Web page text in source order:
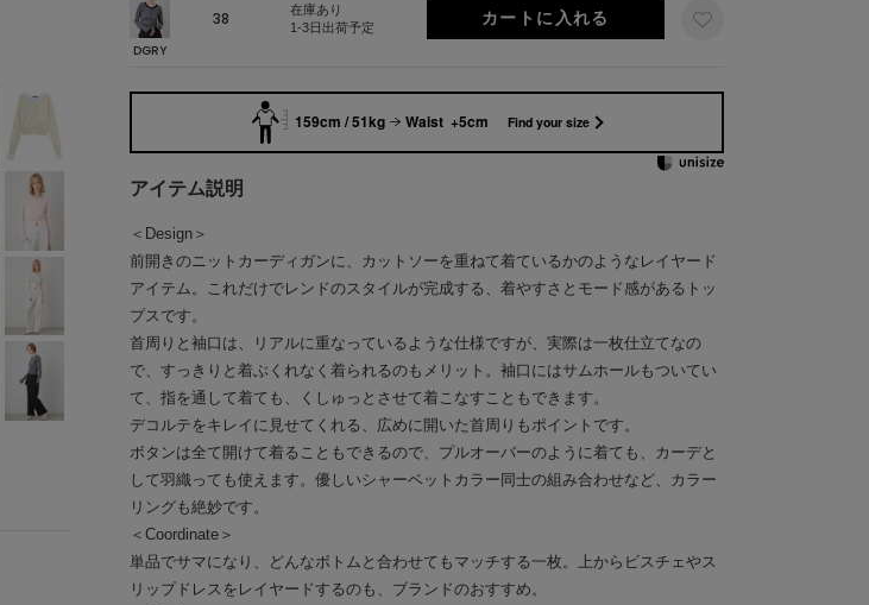
DGRY
38
在庫あり
1-3日出荷予定
159cm / 51kg Waist +5cm Find your size
アイテム説明
＜Design＞
前開きのニットカーディガンに、カットソーを重ねて着ているかのようなレイヤード
アイテム。これだけでレンドのスタイルが完成する、着やすさとモード感があるトッ
プスです。
首周りと袖口は、リアルに重なっているような仕様ですが、実際は一枚仕立てなの
で、すっきりと着ぶくれなく着られるのもメリット。袖口にはサムホールもついてい
て、指を通して着ても、くしゅっとさせて着こなすこともできます。
デコルテをキレイに見せてくれる、広めに開いた首周りもポイントです。
ボタンは全て開けて着ることもできるので、プルオーバーのように着ても、カーデと
して羽織っても使えます。優しいシャーベットカラー同士の組み合わせなど、カラー
リングも絶妙です。
＜Coordinate＞
単品でサマになり、どんなボトムと合わせてもマッチする一枚。上からビスチェやス
リップドレスをレイヤードするのも、ブランドのおすすめ。